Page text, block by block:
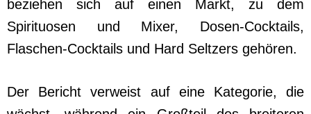
beziehen sich auf einen Markt, zu dem
Spirituosen und Mixer, Dosen-Cocktails,
Flaschen-Cocktails und Hard Seltzers gehören.
Der Bericht verweist auf eine Kategorie, die